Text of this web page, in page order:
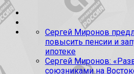
Сергей Миронов
повысить пенсии и
ипотеке
Сергей Миронов:
союзниками на